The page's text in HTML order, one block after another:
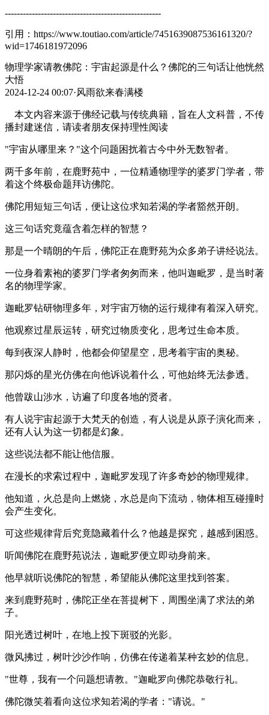
----------------------------------------------------
引用：https://www.toutiao.com/article/7451639087536161320/?
wid=1746181972096
物理学家请教佛陀：宇宙起源是什么？佛陀的三句话让他恍然
大悟
2024-12-24 00:07·风雨欲来春满楼
本文内容来源于佛经记载与传统典籍，旨在人文科普，不传
播封建迷信，请读者朋友保持理性阅读
"宇宙从哪里来？"这个问题困扰着古今中外无数智者。
两千多年前，在鹿野苑中，一位精通物理学的婆罗门学者，带
着这个终极命题拜访佛陀。
佛陀用短短三句话，便让这位求知若渴的学者豁然开朗。
这三句话究竟蕴含着怎样的智慧？
那是一个晴朗的午后，佛陀正在鹿野苑为众多弟子讲经说法。
一位身着素袍的婆罗门学者匆匆而来，他叫迦毗罗，是当时著
名的物理学家。
迦毗罗钻研物理多年，对宇宙万物的运行规律有着深入研究。
他观察过星辰运转，研究过物质变化，思考过生命本质。
每到夜深人静时，他都会仰望星空，思考着宇宙的奥秘。
那闪烁的星光仿佛在向他诉说着什么，可他始终无法参透。
他曾跋山涉水，访遍了印度各地的贤者。
有人说宇宙起源于大梵天的创造，有人说是从原子演化而来，
还有人认为这一切都是幻象。
这些说法都不能让他信服。
在漫长的求索过程中，迦毗罗发现了许多奇妙的物理规律。
他知道，火总是向上燃烧，水总是向下流动，物体相互碰撞时
会产生变化。
可这些规律背后究竟隐藏着什么？他越是探究，越感到困惑。
听闻佛陀在鹿野苑说法，迦毗罗便立即动身前来。
他早就听说佛陀的智慧，希望能从佛陀这里找到答案。
来到鹿野苑时，佛陀正坐在菩提树下，周围坐满了求法的弟
子。
阳光透过树叶，在地上投下斑驳的光影。
微风拂过，树叶沙沙作响，仿佛在传递着某种玄妙的信息。
"世尊，我有一个问题想请教。"迦毗罗向佛陀恭敬行礼。
佛陀微笑着看向这位求知若渴的学者："请说。"